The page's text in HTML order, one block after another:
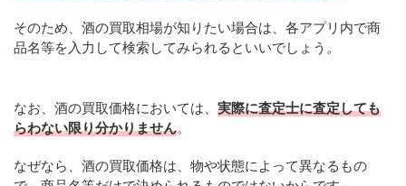
そのため、酒の買取相場が知りたい場合は、各アプリ内で商
品名等を入力して検索してみられるといいでしょう。
なお、酒の買取価格においては、 実際に査定士に査定しても
らわない限り分かりません。
なぜなら、酒の買取価格は、物や状態によって異なるもの